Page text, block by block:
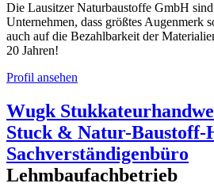
Die Lausitzer Naturbaustoffe GmbH
Unternehmen, dass größtes Augenmerk
auch auf die Bezahlbarkeit der
20 Jahren!
Profil ansehen
Wugk
Stuck & Natur-Baustoff-
Sachverständigenbüro
Lehmbaufachbetrieb